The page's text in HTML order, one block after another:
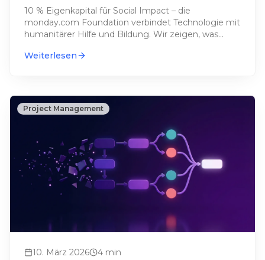
Katastrophenhilfe und Bildung
verändert
10 % Eigenkapital für Social Impact – die
monday.com Foundation verbindet Technologie mit
humanitärer Hilfe und Bildung. Wir zeigen, was
Weiterlesen
Project Management
10. März 2026 4 min